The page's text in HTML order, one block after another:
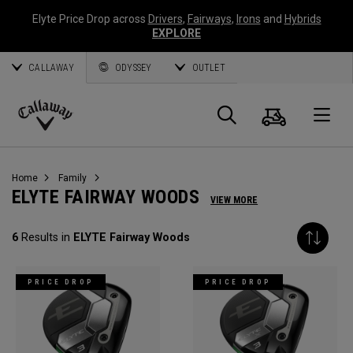
Elyte Price Drop across Drivers, Fairways, Irons and Hybrids
EXPLORE
CALLAWAY ODYSSEY OUTLET
Callaway
Panier
Home Family
ELYTE FAIRWAY WOODS VIEW MORE
6 Results in ELYTE Fairway Woods
PRICE DROP PRICE DROP